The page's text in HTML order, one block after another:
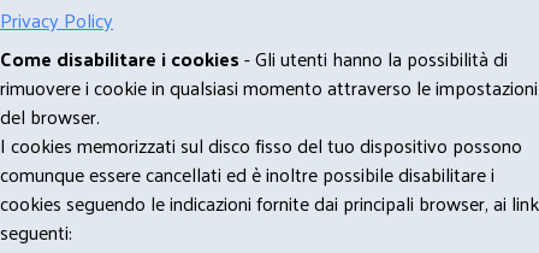
Privacy Policy
Come disabilitare i cookies- Gli utenti hanno la possibilità di
rimuovere i cookie in qualsiasi momento attraverso le impostazioni
del browser.
I cookies memorizzati sul disco fisso del tuo dispositivo possono
comunque essere cancellati ed è inoltre possibile disabilitare i
cookies seguendo le indicazioni fornite dai principali browser, ai link
seguenti: